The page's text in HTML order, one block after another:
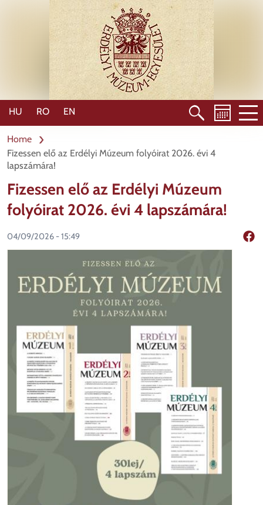
HU RO EN
Home
Fizessen elő az Erdélyi Múzeum folyóirat 2026. évi 4
lapszámára!
Fizessen elő az Erdélyi Múzeum
folyóirat 2026. évi 4 lapszámára!
04/09/2026 - 15:49